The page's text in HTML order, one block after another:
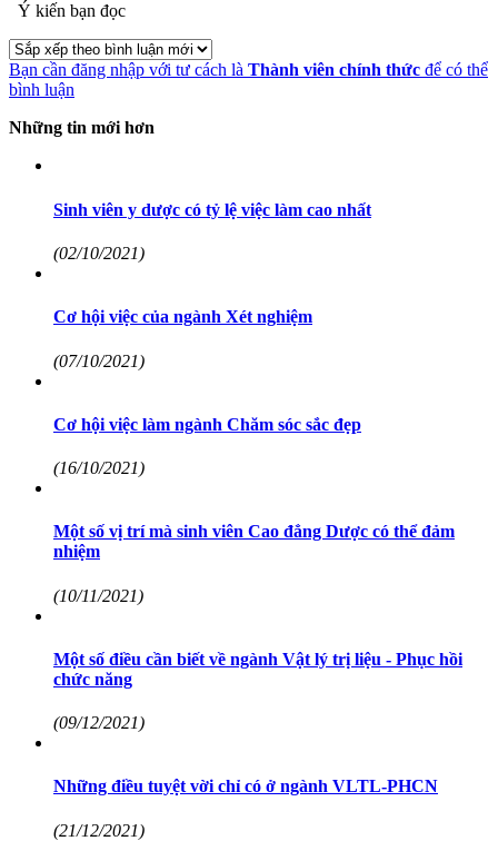
Ý kiến bạn đọc
Bạn cần đăng nhập với tư cách là Thành viên chính thức để có thể
bình luận
Những tin mới hơn
Sinh viên y dược có tỷ lệ việc làm cao nhất
(02/10/2021)
Cơ hội việc của ngành Xét nghiệm
(07/10/2021)
Cơ hội việc làm ngành Chăm sóc sắc đẹp
(16/10/2021)
Một số vị trí mà sinh viên Cao đẳng Dược có thể đảm
nhiệm
(10/11/2021)
Một số điều cần biết về ngành Vật lý trị liệu - Phục hồi
chức năng
(09/12/2021)
Những điều tuyệt vời chỉ có ở ngành VLTL-PHCN
(21/12/2021)